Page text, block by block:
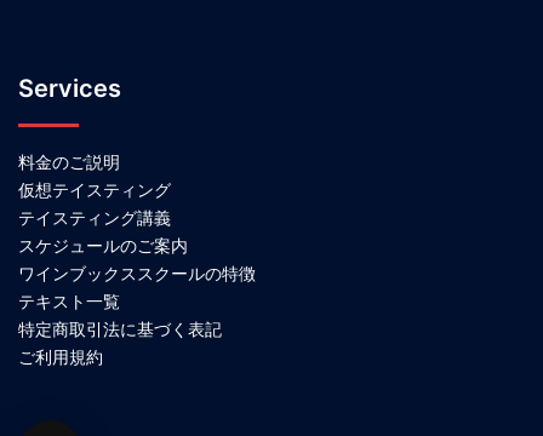
Services
料金のご説明
仮想テイスティング
テイスティング講義
スケジュールのご案内
ワインブックススクールの特徴
テキスト一覧
特定商取引法に基づく表記
ご利用規約